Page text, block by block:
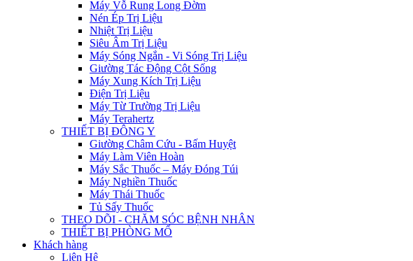
Máy Vỗ Rung Long Đờm
Nén Ép Trị Liệu
Nhiệt Trị Liệu
Siêu Âm Trị Liệu
Máy Sóng Ngắn - Vi Sóng Trị Liệu
Giường Tác Động Cột Sống
Máy Xung Kích Trị Liệu
Điện Trị Liệu
Máy Từ Trường Trị Liệu
Máy Terahertz
THIẾT BỊ ĐÔNG Y
Giường Châm Cứu - Bấm Huyệt
Máy Làm Viên Hoàn
Máy Sắc Thuốc – Máy Đóng Túi
Máy Nghiền Thuốc
Máy Thái Thuốc
Tủ Sấy Thuốc
THEO DÕI - CHĂM SÓC BỆNH NHÂN
THIẾT BỊ PHÒNG MỔ
Khách hàng
Liên Hệ